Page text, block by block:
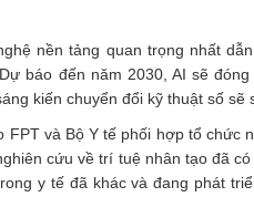
nền tảng quan trọng nhất
báo đến năm 2030, AI sẽ
kiến chuyển đổi kỹ thuật số sẽ
và Bộ Y tế phối hợp tổ chức
cứu về trí tuệ nhân tạo đã
y tế đã khác và đang phát